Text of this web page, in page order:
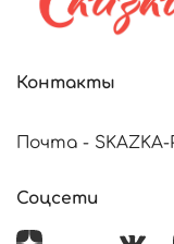
Контакты
Почта - SKAZKA-
Соцсети